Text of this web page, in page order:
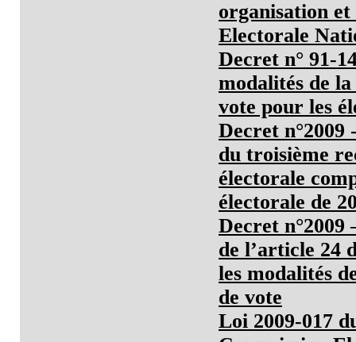
organisation
Electorale
Decret n° 91-
modalités de
vote pour les
Decret n°2009
du troisième
électorale
électorale de
Decret
de l’article 24
les modalités
de vote
Loi 2009-017